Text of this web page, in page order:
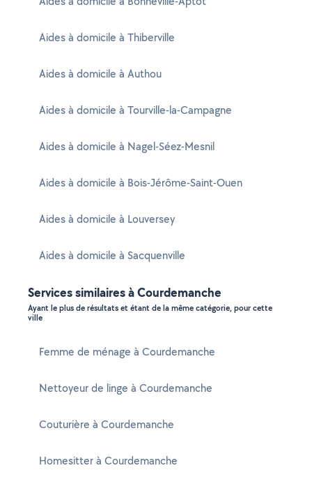
Aides à domicile à Thiberville
Aides à domicile à Authou
Aides à domicile à Tourville-la-Campagne
Aides à domicile à Nagel-Séez-Mesnil
Aides à domicile à Bois-Jérôme-Saint-Ouen
Aides à domicile à Louversey
Aides à domicile à Sacquenville
Services similaires à Courdemanche
Ayant le plus de résultats et étant de la même catégorie, pour cette
ville
Femme de ménage à Courdemanche
Nettoyeur de linge à Courdemanche
Couturière à Courdemanche
Homesitter à Courdemanche